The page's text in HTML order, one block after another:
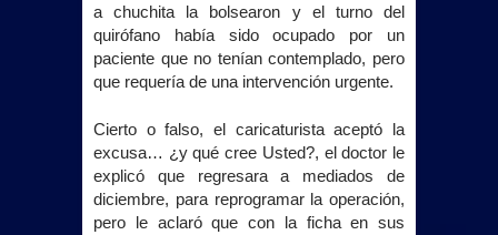
a chuchita la bolsearon y el turno del
quirófano había sido ocupado por un
paciente que no tenían contemplado, pero
que requería de una intervención urgente.
Cierto o falso, el caricaturista aceptó la
excusa… ¿y qué cree Usted?, el doctor le
explicó que regresara a mediados de
diciembre, para reprogramar la operación,
pero le aclaró que con la ficha en sus